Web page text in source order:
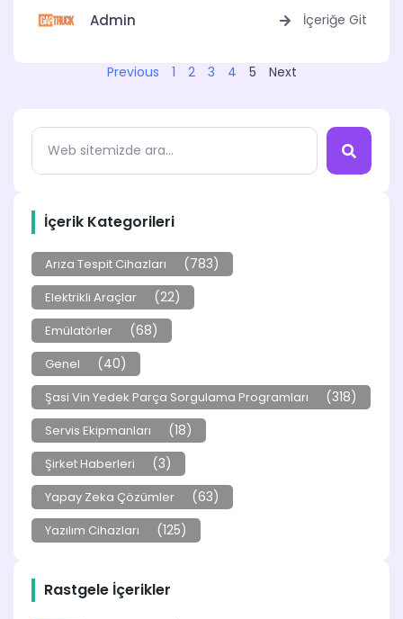
Admin İçeriğe Git
Previous 1 2 3 4 5 Next
İçerik Kategorileri
Arıza Tespit Cihazları (783)
Elektrikli Araçlar (22)
Emülatörler (68)
Genel (40)
Şasi Vin Yedek Parça Sorgulama Programları (318)
Servis Ekipmanları (18)
Şirket Haberleri (3)
Yapay Zeka Çözümler (63)
Yazılım Cihazları (125)
Rastgele İçerikler